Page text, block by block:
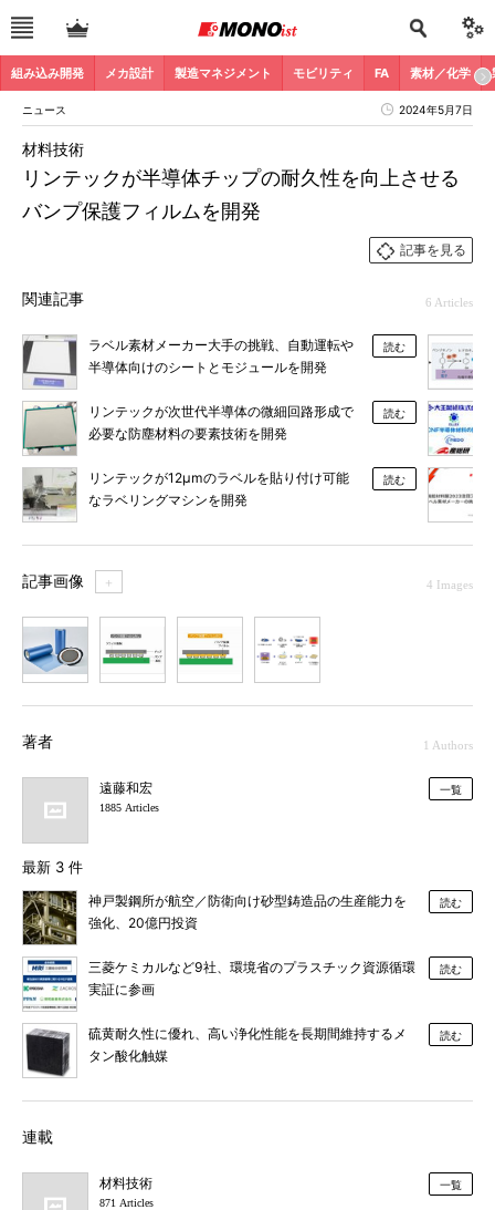
組み込み開発 メカ設計 製造マネジメント モビリティ FA 素材／化学
ニュース 2024年5月7日
リンテックが半導体チップの耐久性を向上させる
バンプ保護フィルムを開発
材料技術
記事を見る
関連記事 6 Articles
ラベル素材メーカー大手の挑戦、自動運転や
半導体向けのシートとモジュールを開発
読む
リンテックが次世代半導体の微細回路形成で
必要な防塵材料の要素技術を開発
読む
リンテックが12μmのラベルを貼り付け可能
なラベリングマシンを開発
読む
記事画像 ＋ 4 Images
著者 1 Authors
遠藤和宏
1885 Articles
一覧
最新 3 件
神戸製鋼所が航空／防衛向け砂型鋳造品の生産能力を
強化、20億円投資
読む
三菱ケミカルなど9社、環境省のプラスチック資源循環
実証に参画
読む
硫黄耐久性に優れ、高い浄化性能を長期間維持するメ
タン酸化触媒
読む
連載
材料技術
871 Articles
一覧